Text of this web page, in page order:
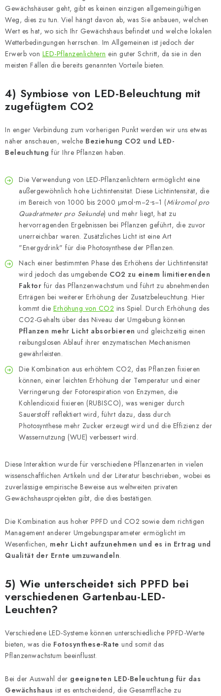
Gewächshäuser geht, gibt es keinen einzigen allgemeingültigen
Weg, dies zu tun. Viel hängt davon ab, was Sie anbauen, welchen
Wert es hat, wo sich Ihr Gewächshaus befindet und welche lokalen
Wetterbedingungen herrschen. Im Allgemeinen ist jedoch der
Erwerb von LED-Pflanzenlichtern ein guter Schritt, da sie in den
meisten Fällen die bereits genannten Vorteile bieten.
4) Symbiose von LED-Beleuchtung mit
zugefügtem CO2
In enger Verbindung zum vorherigen Punkt werden wir uns etwas
näher anschauen, welche Beziehung CO2 und LED-
Beleuchtung für Ihre Pflanzen haben.
Die Verwendung von LED-Pflanzenlichtern ermöglicht eine
außergewöhnlich hohe Lichtintensität. Diese Lichtintensität, die
im Bereich von 1000 bis 2000 μmol⋅m−2⋅s−1 (Mikromol pro
Quadratmeter pro Sekunde) und mehr liegt, hat zu
hervorragenden Ergebnissen bei Pflanzen geführt, die zuvor
unerreichbar waren. Zusätzliches Licht ist eine Art
"Energydrink" für die Photosynthese der Pflanzen.
Nach einer bestimmten Phase des Erhöhens der Lichtintensität
wird jedoch das umgebende CO2 zu einem limitierenden
Faktor für das Pflanzenwachstum und führt zu abnehmenden
Erträgen bei weiterer Erhöhung der Zusatzbeleuchtung. Hier
kommt die Erhöhung von CO2 ins Spiel. Durch Erhöhung des
CO2-Gehalts über das Niveau der Umgebung können
Pflanzen mehr Licht absorbieren und gleichzeitig einen
reibungslosen Ablauf ihrer enzymatischen Mechanismen
gewährleisten.
Die Kombination aus erhöhtem CO2, das Pflanzen fixieren
können, einer leichten Erhöhung der Temperatur und einer
Verringerung der Fotorespiration von Enzymen, die
Kohlendioxid fixieren (RUBISCO), was weniger durch
Sauerstoff reflektiert wird, führt dazu, dass durch
Photosynthese mehr Zucker erzeugt wird und die Effizienz der
Wassernutzung (WUE) verbessert wird.
Diese Interaktion wurde für verschiedene Pflanzenarten in vielen
wissenschaftlichen Artikeln und der Literatur beschrieben, wobei es
zuverlässige empirische Beweise aus weltweiten privaten
Gewächshausprojekten gibt, die dies bestätigen.
Die Kombination aus hoher PPFD und CO2 sowie dem richtigen
Management anderer Umgebungsparameter ermöglicht im
Wesentlichen, mehr Licht aufzunehmen und es in Ertrag und
Qualität der Ernte umzuwandeln.
5) Wie unterscheidet sich PPFD bei
verschiedenen Gartenbau-LED-
Leuchten?
Verschiedene LED-Systeme können unterschiedliche PPFD-Werte
bieten, was die Fotosynthese-Rate und somit das
Pflanzenwachstum beeinflusst.
Bei der Auswahl der geeigneten LED-Beleuchtung für das
Gewächshaus ist es entscheidend, die Gesamtfläche zu